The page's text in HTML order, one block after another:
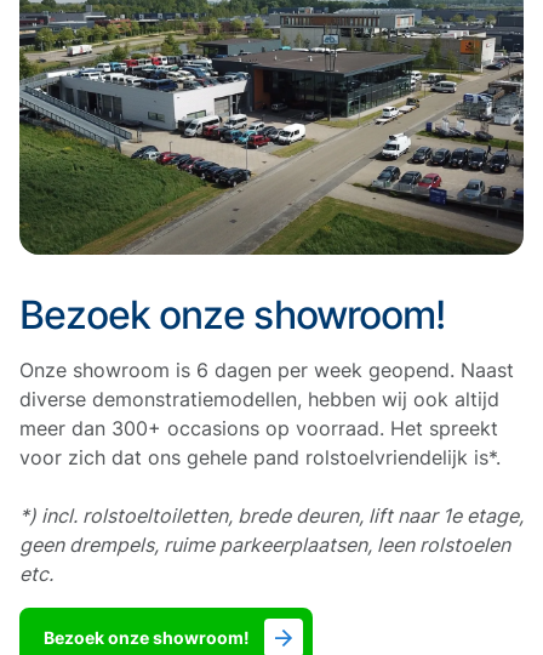
Bezoek onze showroom!
Onze showroom is 6 dagen per week geopend. Naast
diverse demonstratiemodellen, hebben wij ook altijd
meer dan 300+ occasions op voorraad. Het spreekt
voor zich dat ons gehele pand rolstoelvriendelijk is*.
*) incl. rolstoeltoiletten, brede deuren, lift naar 1e etage,
geen drempels, ruime parkeerplaatsen, leen rolstoelen
etc.
Bezoek onze showroom!